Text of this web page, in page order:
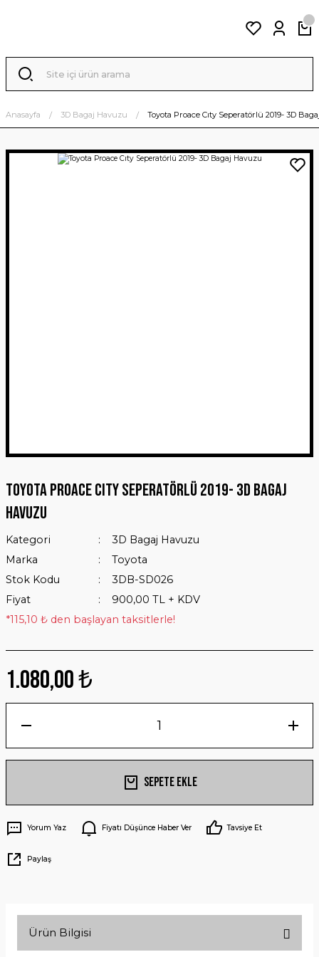
Anasayfa 3D Bagaj Havuzu Toyota Proace Cıty Seperatörlü 2019- 3D
Toyota Proace Cıty Seperatörlü 2019- 3D Bagaj
Havuzu
Kategori
3D Bagaj Havuzu
Marka
Toyota
Stok Kodu
3DB-SD026
Fiyat
900,00 TL + KDV
*115,10 ₺ den başlayan taksitlerle!
1.080,00 ₺
Sepete Ekle
Yorum Yaz Fiyatı Düşünce Haber Ver Tavsiye Et
Paylaş
Ürün Bilgisi